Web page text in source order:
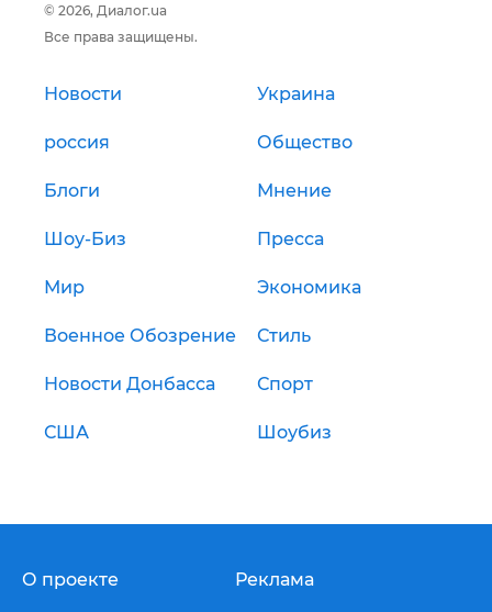
© 2026, Диалог.ua
Все права защищены.
Новости Украина
россия Общество
Блоги Мнение
Шоу-Биз Пресса
Мир Экономика
Военное Обозрение Стиль
Новости Донбасса Спорт
США Шоубиз
О проекте Реклама